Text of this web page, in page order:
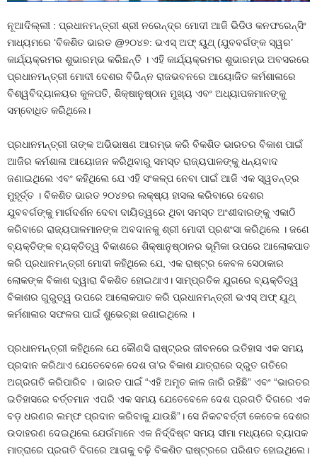
ନୂଆଦିଲ୍ଲୀ : ପ୍ରଧାନମନ୍ତ୍ରୀ ଶ୍ରୀ ନରେନ୍ଦ୍ର ମୋଦୀ ଆଜି ଭିଡିଓ କନଫରେନ୍ସିଂ
ମାଧ୍ୟମରେ ‘ବିକଶିତ ଭାରତ @୨୦୪୭: ଭଏସ୍ ଅଫ୍ ୟୁଥ୍ (ଯୁବବର୍ଗଙ୍କ ସ୍ୱର’
କାର୍ଯ୍ୟକ୍ରମର ଶୁଭାରମ୍ଭ କରିଛନ୍ତି । ଏହି କାର୍ଯ୍ୟକ୍ରମର ଶୁଭାରମ୍ଭ ଅବସରରେ
ପ୍ରଧାନମନ୍ତ୍ରୀ ମୋଦୀ ଦେଶର ବିଭିନ୍ନ ରାଜଭବନରେ ଆୟୋଜିତ କର୍ମଶାଳାରେ
ବିଶ୍ୱବିଦ୍ୟାଳୟର କୁଳପତି, ଶିକ୍ଷାନୁଷ୍ଠାନ ମୁଖ୍ୟ ଏବଂ ଅଧ୍ୟାପକମାନଙ୍କୁ
ସମ୍ବୋଧିତ କରିଥିଲେ।
ପ୍ରଧାନମନ୍ତ୍ରୀ ତାଙ୍କ ଅଭିଭାଷଣ ଆରମ୍ଭ କରି ବିକଶିତ ଭାରତର ବିକାଶ ପାଇଁ
ଆଜିର କର୍ମଶାଳା ଆୟୋଜନ କରିଥିବାରୁ ସମସ୍ତ ରାଜ୍ୟପାଳଙ୍କୁ ଧନ୍ୟବାଦ
ଜଣାଇଥିଲେ ଏବଂ କହିଥିଲେ ଯେ ଏହି ସଂକଳ୍ପ ନେବା ପାଇଁ ଆଜି ଏକ ସ୍ୱତନ୍ତ୍ର
ମୁହୂର୍ତ୍ତ । ବିକଶିତ ଭାରତ ୨୦୪୭ର ଲକ୍ଷ୍ୟ ହାସଲ କରିବାରେ ଦେଶର
ଯୁବବର୍ଗଙ୍କୁ ମାର୍ଗଦର୍ଶନ ଦେବା ଦାୟିତ୍ୱରେ ଥିବା ସମସ୍ତ ଅଂଶୀଦାରଙ୍କୁ ଏକାଠି
କରିବାରେ ରାଜ୍ୟପାଳମାନଙ୍କ ଅବଦାନକୁ ଶ୍ରୀ ମୋଦୀ ପ୍ରଶଂସା କରିଥିଲେ । ଜଣେ
ବ୍ୟକ୍ତିଙ୍କ ବ୍ୟକ୍ତିତ୍ୱ ବିକାଶରେ ଶିକ୍ଷାନୁଷ୍ଠାନର ଭୂମିକା ଉପରେ ଆଲୋକପାତ
କରି ପ୍ରଧାନମନ୍ତ୍ରୀ ମୋଦୀ କହିଥିଲେ ଯେ, ଏକ ରାଷ୍ଟ୍ର କେବଳ ସେଠାକାର
ଲୋକଙ୍କ ବିକାଶ ଦ୍ୱାରା ବିକଶିତ ହୋଇଥାଏ। ସାମ୍ପ୍ରତିକ ଯୁଗରେ ବ୍ୟକ୍ତିତ୍ୱ
ବିକାଶର ଗୁରୁତ୍ୱ ଉପରେ ଆଲୋକପାତ କରି ପ୍ରଧାନମନ୍ତ୍ରୀ ଭଏସ୍ ଅଫ୍ ୟୁଥ୍
କର୍ମଶାଳାର ସଫଳତା ପାଇଁ ଶୁଭେଚ୍ଛା ଜଣାଇଥିଲେ ।
ପ୍ରଧାନମନ୍ତ୍ରୀ କହିଥିଲେ ଯେ କୌଣସି ରାଷ୍ଟ୍ରର ଜୀବନରେ ଇତିହାସ ଏକ ସମୟ
ପ୍ରଦାନ କରିଥାଏ ଯେତେବେଳେ ଦେଶ ତା’ର ବିକାଶ ଯାତ୍ରାରେ ଦ୍ରୁତ ଗତିରେ
ଅଗ୍ରଗତି କରିପାରିବ । ଭାରତ ପାଇଁ “ଏହି ଅମୃତ କାଳ ଜାରି ରହିଛି” ଏବଂ “ଭାରତର
ଇତିହାସରେ ବର୍ତ୍ତମାନ ଏପରି ଏକ ସମୟ ଯେତେବେଳେ ଦେଶ ପ୍ରଗତି ଦିଗରେ ଏକ
ବଡ଼ ଧରଣର ଲମ୍ଫ ପ୍ରଦାନ କରିବାକୁ ଯାଉଛି”। ସେ ନିକଟବର୍ତ୍ତୀ କେତେକ ଦେଶର
ଉଦାହରଣ ଦେଇଥିଲେ ଯେଉଁମାନେ ଏକ ନିର୍ଦ୍ଦିଷ୍ଟ ସମୟ ସୀମା ମଧ୍ୟରେ ବ୍ୟାପକ
ମାତ୍ରାରେ ପ୍ରଗତି ଦିଗରେ ଆଗକୁ ବଢ଼ି ବିକଶିତ ରାଷ୍ଟ୍ରରେ ପରିଣତ ହୋଇଥିଲେ।